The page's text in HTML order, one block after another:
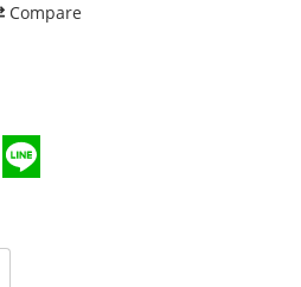
Compare